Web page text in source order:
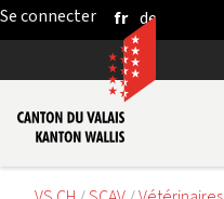
Saut au contenu principal
fr de